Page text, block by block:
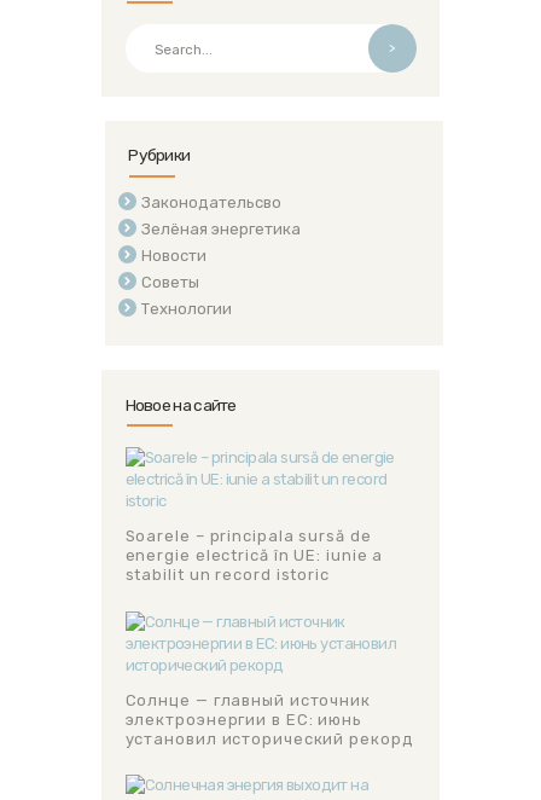
>
Рубрики
Законодательсво
Зелёная энергетика
Новости
Советы
Технологии
Новое на сайте
Soarele – principala sursă de
energie electrică în UE: iunie a
stabilit un record istoric
Солнце — главный источник
электроэнергии в ЕС: июнь
установил исторический рекорд